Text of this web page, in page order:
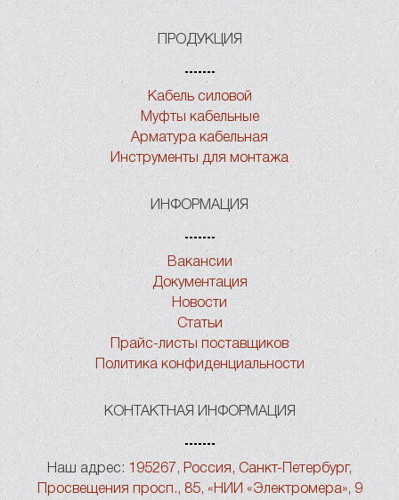
ПРОДУКЦИЯ
Кабель силовой
Муфты кабельные
Арматура кабельная
Инструменты для монтажа
ИНФОРМАЦИЯ
Вакансии
Документация
Новости
Статьи
Прайс-листы поставщиков
Политика конфиденциальности
КОНТАКТНАЯ ИНФОРМАЦИЯ
Наш адрес: 195267, Россия, Санкт-Петербург,
Просвещения просп., 85, «НИИ «Электромера», 9